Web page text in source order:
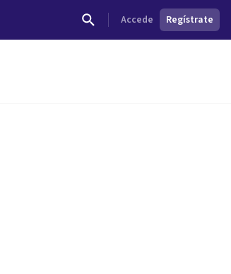
Accede Regístrate